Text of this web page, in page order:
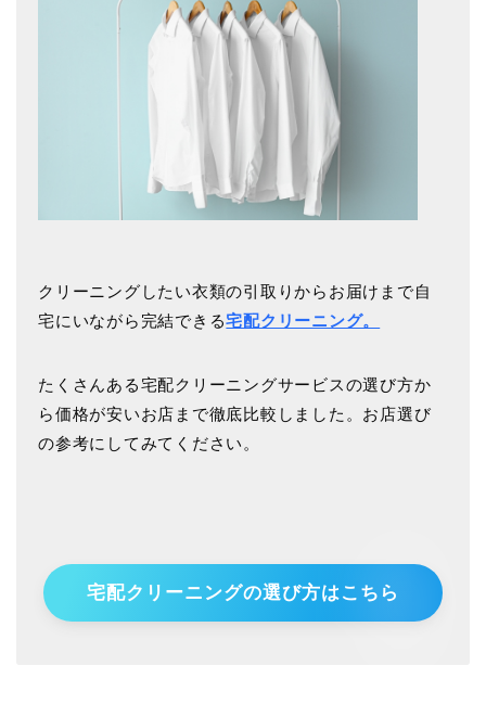
クリーニングしたい衣類の引取りからお届けまで自
宅にいながら完結できる宅配クリーニング。
たくさんある宅配クリーニングサービスの選び方か
ら価格が安いお店まで徹底比較しました。お店選び
の参考にしてみてください。
宅配クリーニングの選び方はこちら